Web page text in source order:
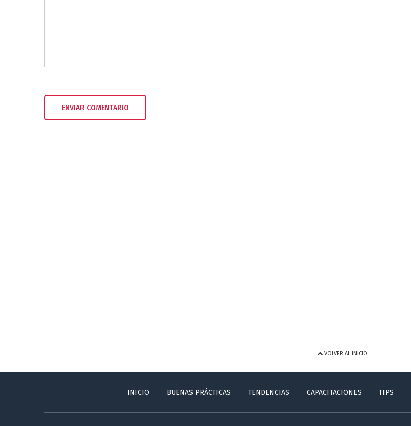
VOLVER AL INICIO
INICIO BUENAS PRÁCTICAS TENDENCIAS CAPACITACIONES TIPS